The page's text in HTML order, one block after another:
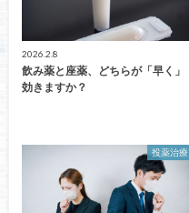
2026.2.8
飲み薬と座薬、どちらが「早く」
効きますか？
投薬治療